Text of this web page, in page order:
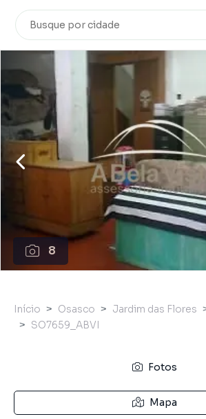
8
Início Osasco Jardim das Flores
SO7659_ABVI
Fotos
Mapa